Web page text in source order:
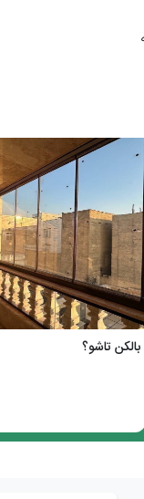
تاشو؟